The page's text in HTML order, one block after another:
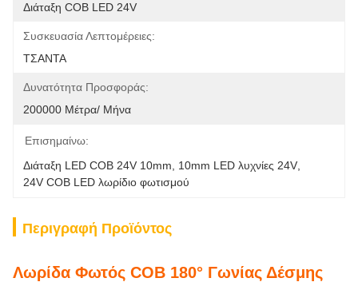
Διάταξη COB LED 24V
Συσκευασία Λεπτομέρειες:
ΤΣΑΝΤΑ
Δυνατότητα Προσφοράς:
200000 Μέτρα/ Μήνα
Επισημαίνω:
Διάταξη LED COB 24V 10mm
10mm LED λυχνίες 24V
24V COB LED λωρίδιο φωτισμού
Περιγραφή Προϊόντος
Λωρίδα Φωτός COB 180° Γωνίας Δέσμης